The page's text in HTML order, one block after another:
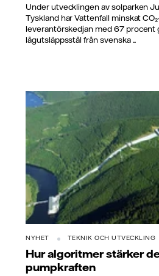
Under utvecklingen av solparken
Tyskland har Vattenfall minskat
leverantörskedjan med 67 procent
lågutsläppsstål från svenska ...
NYHET TEKNIK OCH UTVECKLING
Hur algoritmer stärker
pumpkraften